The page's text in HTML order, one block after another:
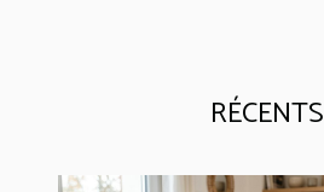
RÉCENTS